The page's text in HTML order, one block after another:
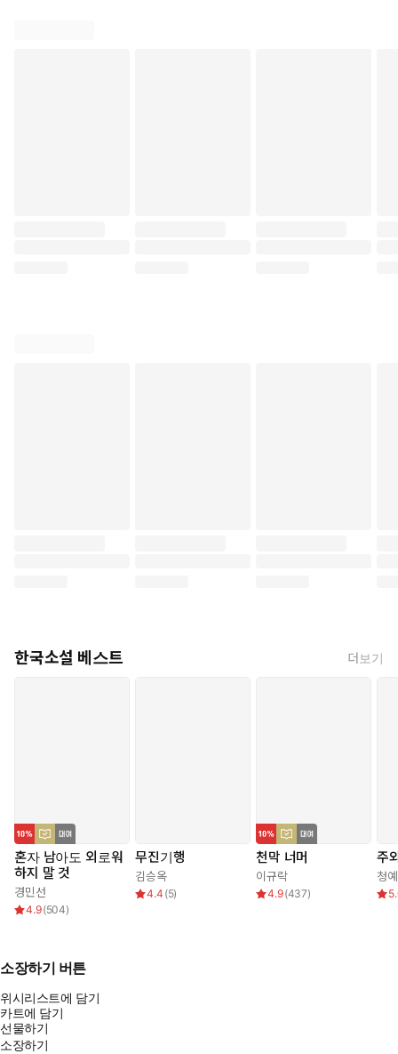
한국소설 베스트 더보기
혼자 남아도 외로워
하지 말 것
경민선
4.9(504)
무진기행
김승옥
4.4 (5)
천막 너머
이규락
4.9(437)
주
청예
소장하기 버튼
위시리스트에 담기
카트에 담기
선물하기
소장하기